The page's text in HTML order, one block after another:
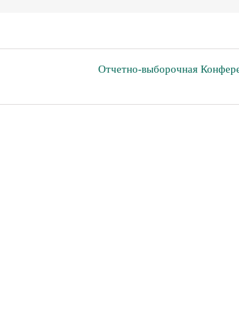
Отчетно-выборочная